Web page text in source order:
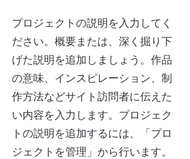
プロジェクトの説明を入力してく
ださい。概要または、深く掘り下
げた説明を追加しましょう。作品
の意味、インスピレーション、制
作方法などサイト訪問者に伝えた
い内容を入力します。プロジェク
トの説明を追加するには、「プロ
ジェクトを管理」から行います。